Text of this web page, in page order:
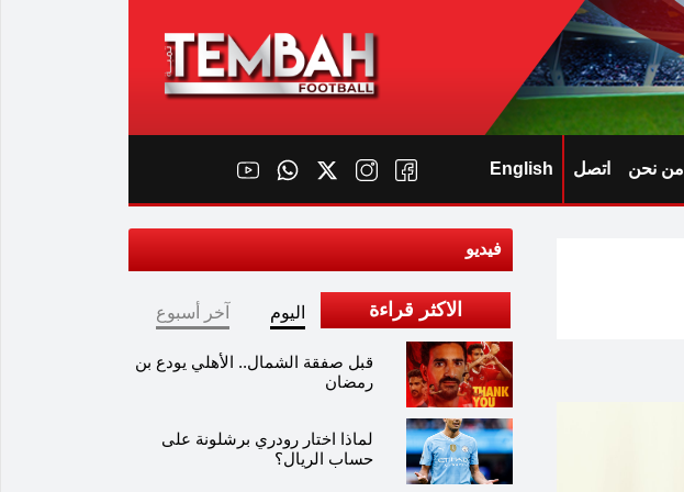
من نحن اتصل English
فيديو
الاكثر قراءة اليوم آخر أسبوع
قبل صفقة الشمال.. الأهلي يودع بن
رمضان
لماذا اختار رودري برشلونة على
حساب الريال؟